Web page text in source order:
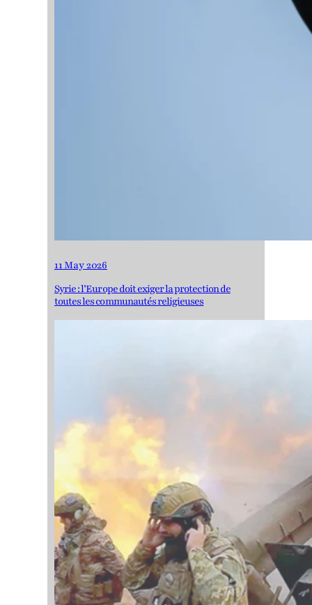
11 May 2026
Syrie : l’Europe doit exiger la protection de
toutes les communautés religieuses